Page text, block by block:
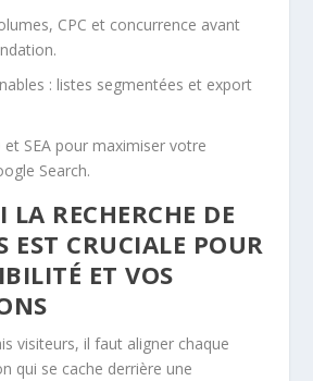
CPC et concurrence avant
: listes segmentées et export
et SEA pour maximiser votre
Search.
LA RECHERCHE DE
EST CRUCIALE POUR
ET VOS
visiteurs, il faut aligner chaque
qui se cache derrière une